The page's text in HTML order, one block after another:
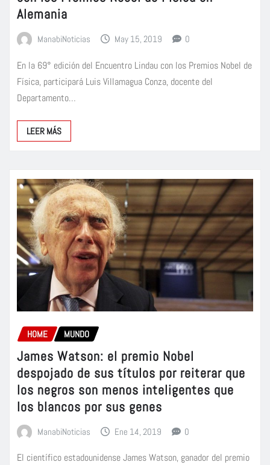
Alemania
ManabiNoticias May 15, 2019 0
En la 69° edición del Encuentro Lindau con los Premios Nobel de
Física, participará Luis Villamagua Conza, docente del
Departamento…
LEER MÁS
HOME MUNDO
James Watson: el premio Nobel
despojado de sus títulos por reiterar que
los negros son menos inteligentes que
los blancos por sus genes
ManabiNoticias Ene 14, 2019 0
El científico estadounidense James Watson, ganador del premio